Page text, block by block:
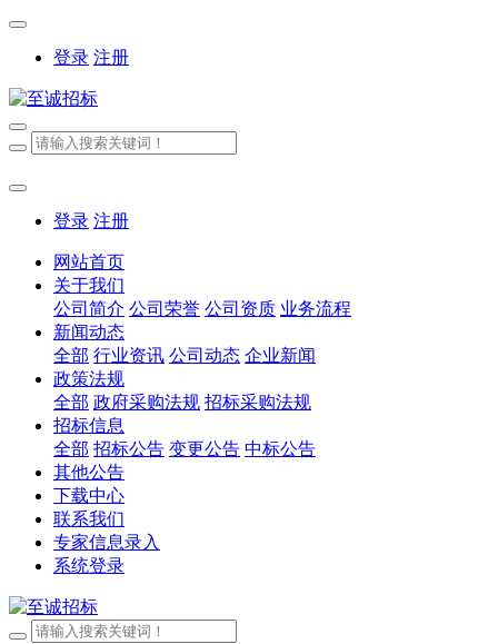
登录 注册
登录 注册
网站首页
关于我们
公司简介 公司荣誉 公司资质 业务流程
新闻动态
全部 行业资讯 公司动态 企业新闻
政策法规
全部 政府采购法规 招标采购法规
招标信息
全部 招标公告 变更公告 中标公告
其他公告
下载中心
联系我们
专家信息录入
系统登录